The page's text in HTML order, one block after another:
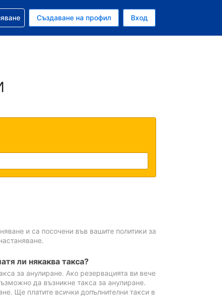
Създаване на профил Вход
и са посочени във вашите политики за
ли някаква такса?
за анулиране. Ако резервацията ви вече
да възникне такса за анулиране.
Ще платите всички допълнителни такси в